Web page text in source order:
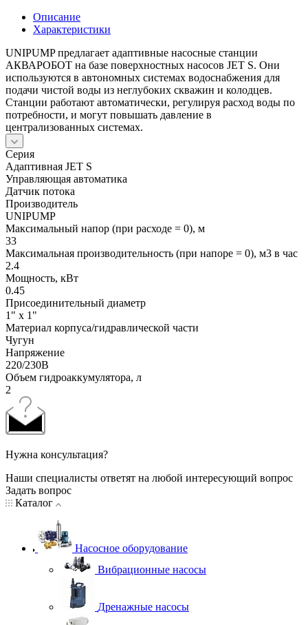
Описание
Характеристики
UNIPUMP предлагает адаптивные насосные станции
АКВАРОБОТ на базе поверхностных насосов JET S. Они
используются в автономных системах водоснабжения для
подачи чистой воды из неглубоких скважин и колодцев.
Станции работают автоматически, регулируя расход воды по
потребности, и могут повышать давление в
централизованных системах.
Серия
Адаптивная JET S
Управляющая автоматика
Датчик потока
Производитель
UNIPUMP
Максимальный напор (при расходе = 0), м
33
Максимальная производительность (при напоре = 0), м3 в час
2.4
Мощность, кВт
0.45
Присоединительный диаметр
1" x 1"
Материал корпуса/гидравлической части
Чугун
Напряжение
220/230В
Объем гидроаккумулятора, л
2
Нужна консультация?
Наши специалисты ответят на любой интересующий вопрос
Задать вопрос
Каталог
Насосное оборудование
Вибрационные насосы
Дренажные насосы